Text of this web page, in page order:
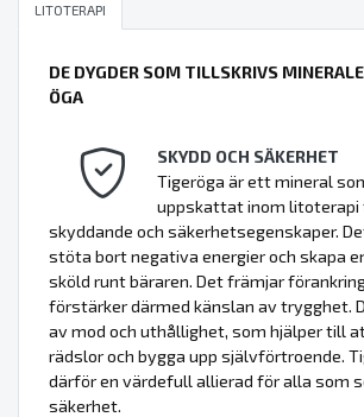
LITOTERAPI
DE DYGDER SOM TILLSKRIVS
ÖGA
SKYDD OCH SÄKERHET
Tigeröga är ett mineral
uppskattat inom litoterapi
skyddande och säkerhetsegenskaper.
stöta bort negativa energier och skapa
sköld runt bäraren. Det främjar
förstärker därmed känslan av trygghet.
av mod och uthållighet, som hjälper till
rädslor och bygga upp självförtroende.
därför en värdefull allierad för alla som
säkerhet.